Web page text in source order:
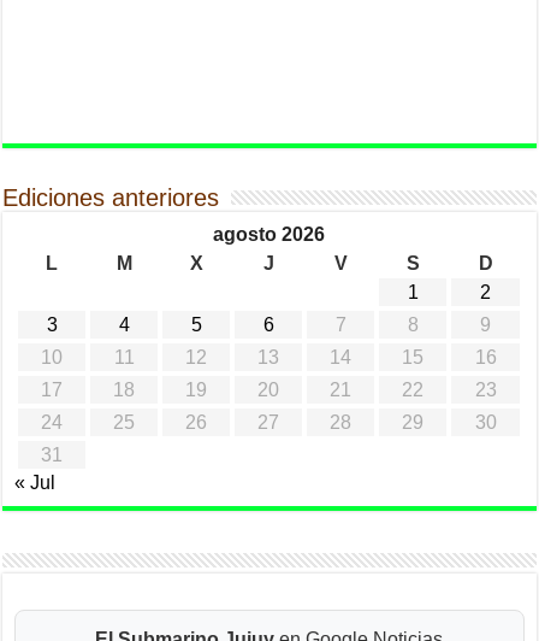
Ediciones anteriores
agosto 2026
L
M X J V S
D
1
2
3
4 5 6 7 8
9
10
11 12 13 14 15
16
17
18 19 20 21 22
23
24
25 26 27 28 29
30
31
« Jul